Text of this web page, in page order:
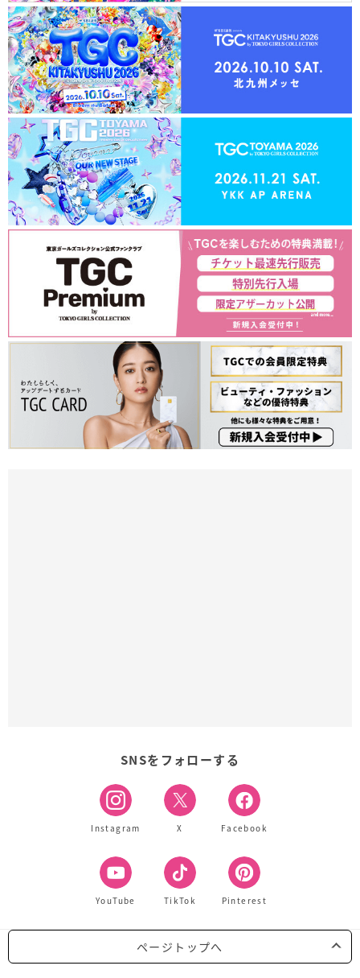
SNSをフォローする
Instagram X Facebook
YouTube TikTok Pinterest
ページトップへ